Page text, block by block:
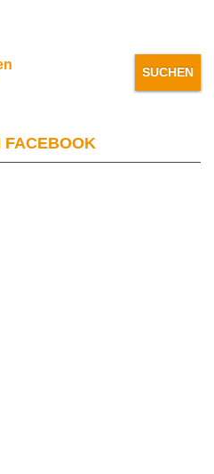
FACEBOOK